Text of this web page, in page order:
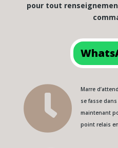
pour tout

Marre
se fasse
maintenant
point relais